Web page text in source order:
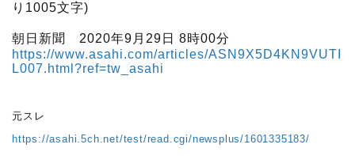
り1005文字)
朝日新聞 2020年9月29日 8時00分
https://www.asahi.com/articles/ASN9X5D4KN9VUTI
L007.html?ref=tw_asahi
元スレ
https://asahi.5ch.net/test/read.cgi/newsplus/1601335183/